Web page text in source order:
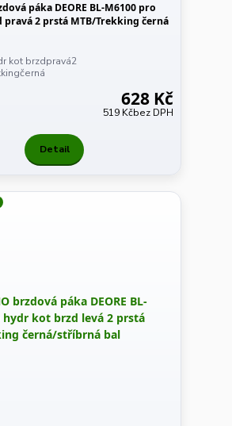
páka DEORE BL-M6100 pro
2 prstá MTB/Trekking černá
kot brzdpravá2
628 Kč
519 Kčbez DPH
Detail